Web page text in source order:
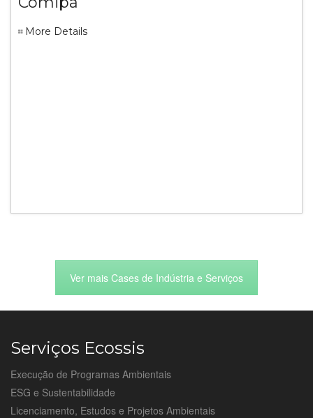
More Details
Ver mais Cases de Indústria e Serviços
Serviços Ecossis
Execução de Programas Ambientais
ESG e Sustentabilidade
Licenciamento, Estudos e Projetos Ambientais